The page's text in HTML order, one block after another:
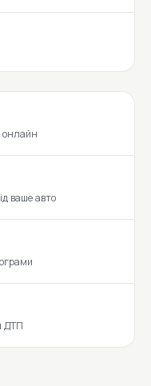
онлайн
ваше авто
ДТП